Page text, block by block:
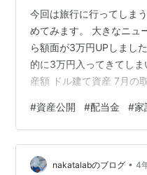
今回は旅行に行ってしま
めてみます。 大きなニュ
ら額面が3万円UPしまし
的に3万円入ってきてし
産額 ドル建て資産 7月の
与改定に伴い。手取りで
た。 ボーナスも増額され
やく30万円越えとなりま
ジより二人以上世帯の内
#資産公開 #配当金 #家
nakatalabのブログ • 4